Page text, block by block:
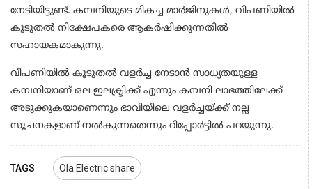
നേടിയിട്ടുണ്ട്. കമ്പനിയുടെ മികച്ച മാർജിനുകൾ, വിപണിയിൽ
കൂടുതൽ നിക്ഷേപകരെ ആകർഷിക്കുന്നതിൽ
സഹായകമാകുന്നു.
വിപണിയിൽ കൂടുതൽ വളർച്ച നേടാൻ സാധ്യതയുള്ള
കമ്പനിയാണ് ഒല ഇലക്ട്രിക്ക് എന്നും കമ്പനി ലാഭത്തിലേക്ക്
അടുക്കുകയാണെന്നും ഭാവിയിലെ വളർച്ചയ്ക്ക് നല്ല
സൂചനകളാണ് നൽകുന്നതെന്നും റിപ്പോർട്ടിൽ പറയുന്നു.
TAGS Ola Electric share